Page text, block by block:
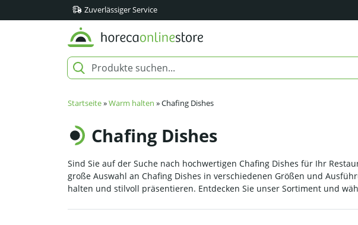
Zuverlässiger Service
Startseite»Warm halten »Chafing Dishes
Chafing Dishes
Sind Sie auf der Suche nach hochwertigen Chafing Dishes für Ihr
große Auswahl an Chafing Dishes in verschiedenen Größen und
halten und stilvoll präsentieren. Entdecken Sie unser Sortiment und